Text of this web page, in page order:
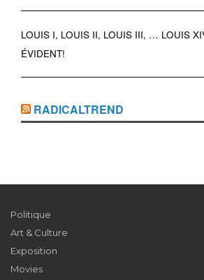
LOUIS I, LOUIS II, LOUIS III, … LOUIS
ÉVIDENT!
RADICALTREND
Politique
Art & Culture
Exposition
Movies